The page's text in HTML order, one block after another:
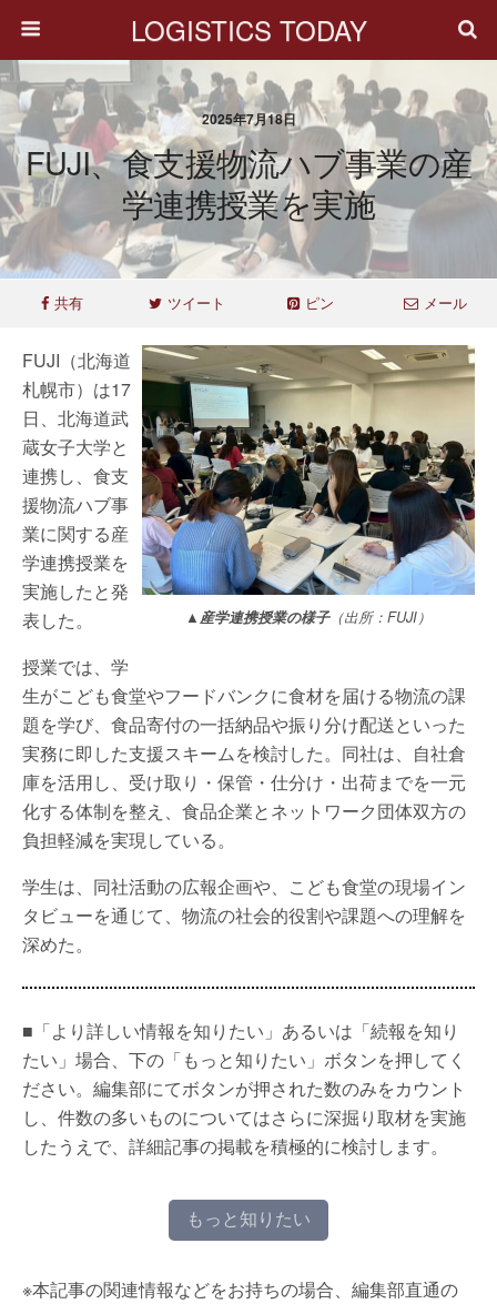
LOGISTICS TODAY
2025年7月18日
FUJI、食支援物流ハブ事業の産
学連携授業を実施
共有 ツイート ピン メール
▲産学連携授業の様子（出所：FUJI）
FUJI（北海道
札幌市）は17
日、北海道武
蔵女子大学と
連携し、食支
援物流ハブ事
業に関する産
学連携授業を
実施したと発
表した。
授業では、学
生がこども食堂やフードバンクに食材を届ける物流の課
題を学び、食品寄付の一括納品や振り分け配送といった
実務に即した支援スキームを検討した。同社は、自社倉
庫を活用し、受け取り・保管・仕分け・出荷までを一元
化する体制を整え、食品企業とネットワーク団体双方の
負担軽減を実現している。
学生は、同社活動の広報企画や、こども食堂の現場イン
タビューを通じて、物流の社会的役割や課題への理解を
深めた。
■「より詳しい情報を知りたい」あるいは「続報を知り
たい」場合、下の「もっと知りたい」ボタンを押してく
ださい。編集部にてボタンが押された数のみをカウント
し、件数の多いものについてはさらに深掘り取材を実施
したうえで、詳細記事の掲載を積極的に検討します。
もっと知りたい
※本記事の関連情報などをお持ちの場合、編集部直通の